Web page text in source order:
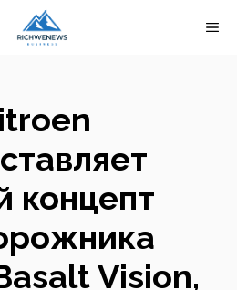
концепт
Vision,